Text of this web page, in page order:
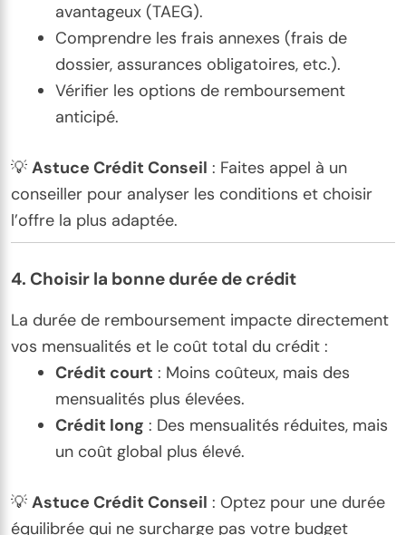
avantageux (TAEG).
Comprendre les frais annexes (frais de
dossier, assurances obligatoires, etc.).
Vérifier les options de remboursement
anticipé.
💡 Astuce Crédit Conseil : Faites appel à un
conseiller pour analyser les conditions et choisir
l’offre la plus adaptée.
4. Choisir la bonne durée de crédit
La durée de remboursement impacte directement
vos mensualités et le coût total du crédit :
Crédit court : Moins coûteux, mais des
mensualités plus élevées.
Crédit long : Des mensualités réduites, mais
un coût global plus élevé.
💡 Astuce Crédit Conseil : Optez pour une durée
équilibrée qui ne surcharge pas votre budget